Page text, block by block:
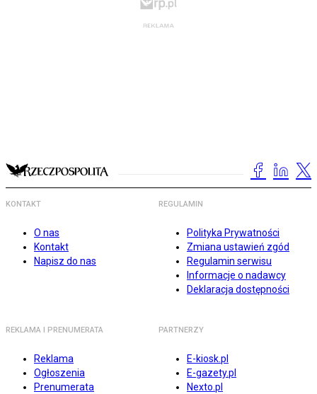
KONTAKT
O nas
Kontakt
Napisz do nas
REGULAMIN
Polityka Prywatności
Zmiana ustawień zgód
Regulamin serwisu
Informacje o nadawcy
Deklaracja dostępności
REKLAMA I PRENUMERATA
Reklama
Ogłoszenia
Prenumerata
PARTNERZY
E-kiosk.pl
E-gazety.pl
Nexto.pl